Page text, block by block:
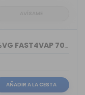
BASE GLICERINA 100%VG FAST4VAP 70ML O...
AÑADIR A LA CESTA